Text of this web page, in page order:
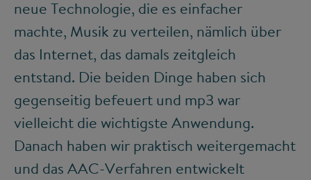
neue Technologie, die es einfacher
machte, Musik zu verteilen, nämlich über
das Internet, das damals zeitgleich
entstand. Die beiden Dinge haben sich
gegenseitig befeuert und mp3 war
vielleicht die wichtigste Anwendung.
Danach haben wir praktisch weitergemacht
und das AAC-Verfahren entwickelt